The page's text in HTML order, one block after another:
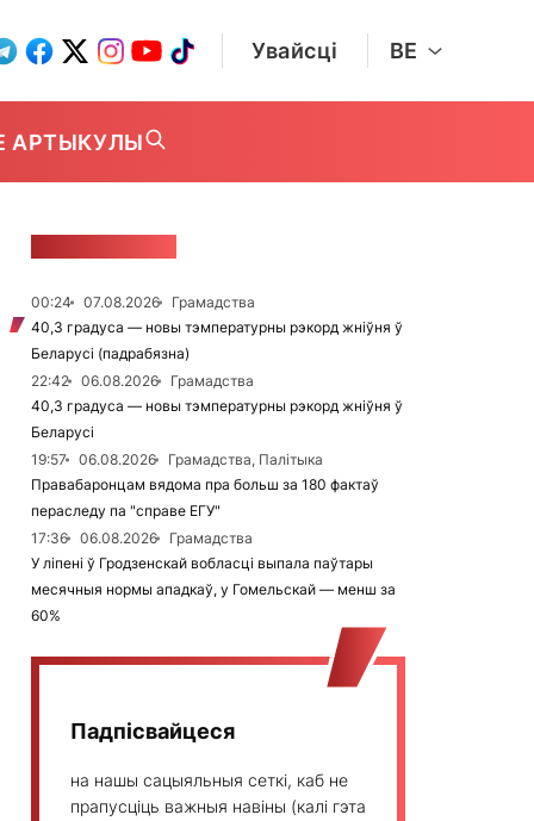
Увайсці BE
АРТЫКУЛЫ
00:24 07.08.2026
Грамадства
40,3 градуса — новы тэмпературны рэкорд жніўня ў
Беларусі (падрабязна)
22:42
06.08.2026
Грамадства
40,3 градуса — новы тэмпературны рэкорд жніўня ў
Беларусі
19:57
06.08.2026
Грамадства, Палітыка
Правабаронцам вядома пра больш за 180 фактаў
пераследу па "справе ЕГУ"
17:36
06.08.2026
Грамадства
У ліпені ў Гродзенскай вобласці выпала паўтары
месячныя нормы ападкаў, у Гомельскай — менш за
60%
Падпісвайцеся
на нашы сацыяльныя сеткі, каб не
прапусціць важныя навіны (калі гэта